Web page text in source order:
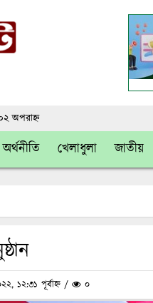
অপরাহ্ন
অর্থনীতি খেলাধুলা জাতীয়
১২:৩১ পূর্বাহ্ন / ০